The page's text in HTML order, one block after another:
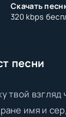
Скачать
320 kbps
песни
твой взгляд
имя и